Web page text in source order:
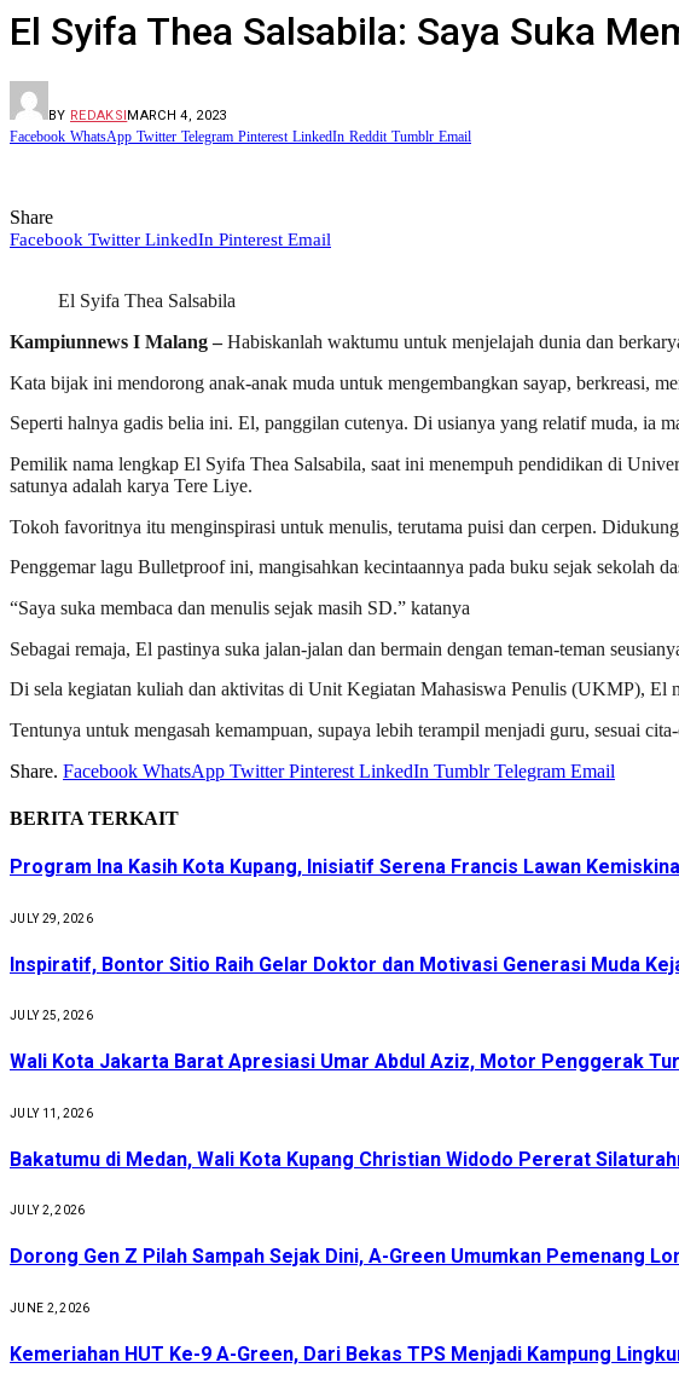
El Syifa Thea Salsabila: Saya Suka
BY REDAKSIMARCH 4, 2023
Facebook WhatsApp Twitter Telegram Pinterest LinkedIn Reddit Tumblr Email
Share
Facebook Twitter LinkedIn Pinterest Email
El Syifa Thea Salsabila
Kampiunnews I Malang –Habiskanlah waktumu untuk menjelajah dunia dan
Kata bijak ini mendorong anak-anak muda untuk mengembangkan sayap, berkreasi,
Seperti halnya gadis belia ini. El, panggilan cutenya. Di usianya yang relatif muda, ia
Pemilik nama lengkap El Syifa Thea Salsabila, saat ini menempuh pendidikan di
satunya adalah karya Tere Liye.
Tokoh favoritnya itu menginspirasi untuk menulis, terutama puisi dan cerpen.
Penggemar lagu Bulletproof ini, mangisahkan kecintaannya pada buku sejak sekolah
“Saya suka membaca dan menulis sejak masih SD.” katanya
Sebagai remaja, El pastinya suka jalan-jalan dan bermain dengan teman-teman
Di sela kegiatan kuliah dan aktivitas di Unit Kegiatan Mahasiswa Penulis (UKMP), El
Tentunya untuk mengasah kemampuan, supaya lebih terampil menjadi guru, sesuai
Share. Facebook WhatsApp Twitter Pinterest LinkedIn Tumblr Telegram Email
BERITA TERKAIT
Program Ina Kasih Kota Kupang, Inisiatif Serena Francis Lawan
JULY 29, 2026
Inspiratif, Bontor Sitio Raih Gelar Doktor dan Motivasi Generasi Muda
JULY 25, 2026
Wali Kota Jakarta Barat Apresiasi Umar Abdul Aziz, Motor Penggerak
JULY 11, 2026
Bakatumu di Medan, Wali Kota Kupang Christian Widodo Pererat
JULY 2, 2026
Dorong Gen Z Pilah Sampah Sejak Dini, A-Green Umumkan Pemenang
JUNE 2, 2026
Kemeriahan HUT Ke-9 A-Green, Dari Bekas TPS Menjadi Kampung